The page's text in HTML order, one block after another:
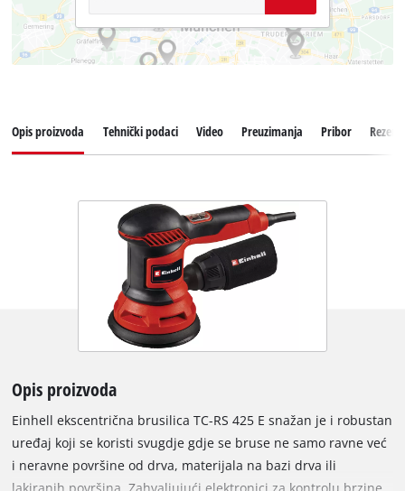
Opis proizvoda Tehnički podaci Video Preuzimanja Pribor
Opis proizvoda
Einhell ekscentrična brusilica TC-RS 425 E snažan je i robustan
uređaj koji se koristi svugdje gdje se bruse ne samo ravne već
i neravne površine od drva, materijala na bazi drva ili